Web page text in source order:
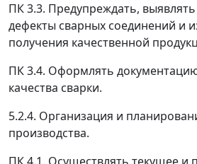
ПК 3.3. Предупреждать, выявлять
дефекты сварных соединений и
получения качественной
ПК 3.4. Оформлять
качества сварки.
5.2.4. Организация и
производства.